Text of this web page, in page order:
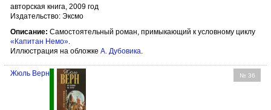
авторская книга, 2009 год
Издательство: Эксмо
Описание: Самостоятельный роман, примыкающий к условному циклу
«Капитан Немо»
Иллюстрация на обложке А. Дубовика
№ 36
Жюль Верн